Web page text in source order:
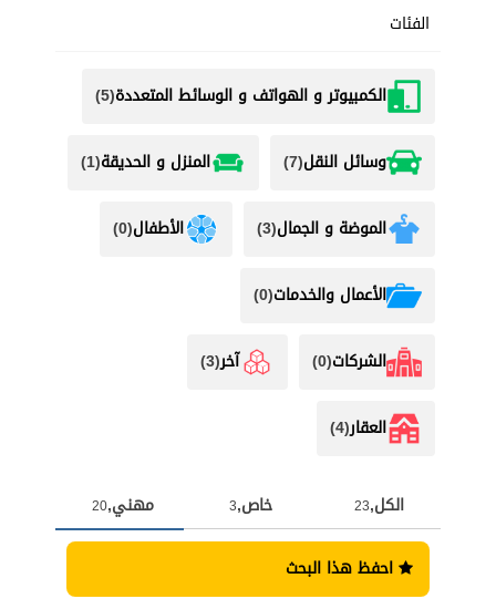
الفئات
الكمبيوتر و الهواتف و الوسائط المتعددة(5)
وسائل النقل(7) المنزل و الحديقة(1)
الموضة و الجمال(3) الأطفال(0)
اﻷعمال والخدمات(0)
الشركات(0) آخر(3)
العقار(4)
الكل,23 خاص,3 مهني,20
احفظ هذا البحث